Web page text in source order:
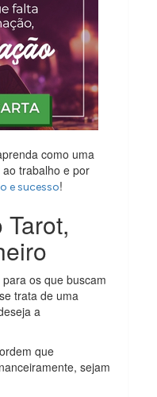
como uma
trabalho e por
e sucesso!
os que buscam
trata de uma
a
que
sejam